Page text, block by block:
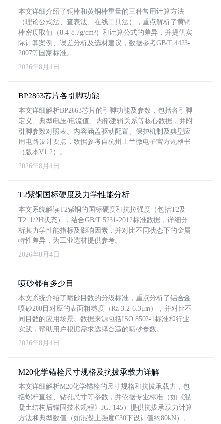
本文详细介绍了铜棒和黄铜棒重量的三种常用计算方法
（理论公式法、查表法、在线工具法），重点解析了黄铜
棒密度取值（8.4-8.7g/cm³）和计算公式的差异，并提供实
际计算案例、误差分析及选材建议，数据参考GB/T 4423-
2007等国家标准。
2026年8月4日
BP2863芯片各引脚功能
本文详细解析BP2863芯片的引脚功能及参数，包括各引脚
定义、典型电压/电流值、内部逻辑关系等核心数据，并附
引脚参数对照表。内容涵盖驱动配置、保护机制及典型应
用电路设计要点，数据参考自杭州士兰微电子官方规格书
（版本V1.2）。
2026年8月4日
T2紫铜国标硬度及力学性能分析
本文系统解读T2紫铜的国标硬度和抗拉强度（包括T2及
T2_1/2H状态），结合GB/T 5231-2012标准数据，详细分
析其力学性能指标及影响因素，并对比不同状态下的金属
特性差异，为工业选材提供参考。
2026年8月4日
喷砂都有多少目
本文系统介绍了喷砂目数的分级标准，重点分析了铝合金
喷砂200目对应的表面粗糙度（Ra 3.2-6.3μm），并对比不
同目数的应用场景。数据来源包括ISO 8503-1标准和行业
实践，帮助用户根据需求选择合适的喷砂参数。
2026年8月4日
M20化学锚栓尺寸规格及抗拔承载力详解
本文详细解析M20化学锚栓的尺寸规格和抗拔承载力，包
括螺杆直径、钻孔尺寸等参数，并依据专业标准（如《混
凝土结构后锚固技术规程》JGJ 145）提供抗拔承载力计算
方法和典型数值（如混凝土强度C30下设计值约80kN）。